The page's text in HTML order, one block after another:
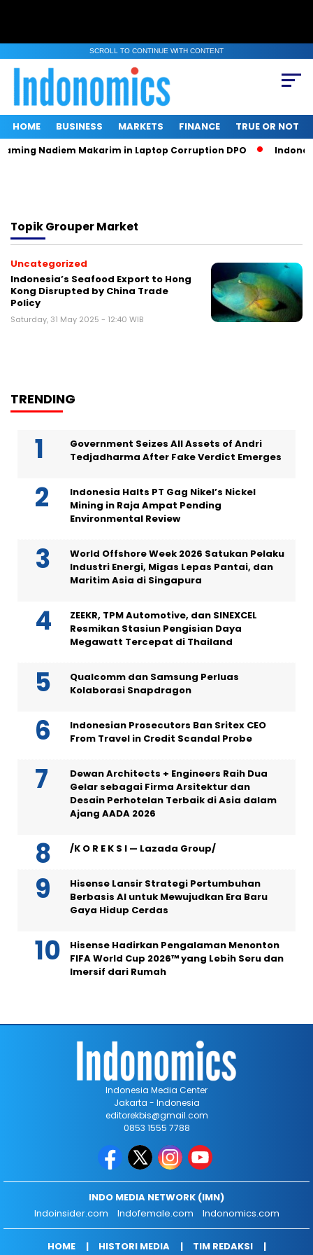
SCROLL TO CONTINUE WITH CONTENT
HOME BUSINESS MARKETS FINANCE TRUE OR NOT
Nadiem Makarim in Laptop Corruption DPO
TopikGrouper Market
Uncategorized
Indonesia’s Seafood Export to Hong
Kong Disrupted by China Trade
Policy
Saturday, 31 May 2025 - 12:40 WIB
TRENDING
Government Seizes All Assets of Andri
Tedjadharma After Fake Verdict Emerges
Indonesia Halts PT Gag Nikel’s Nickel
Mining in Raja Ampat Pending
Environmental Review
World Offshore Week 2026 Satukan Pelaku
Industri Energi, Migas Lepas Pantai, dan
Maritim Asia di Singapura
ZEEKR, TPM Automotive, dan SINEXCEL
Resmikan Stasiun Pengisian Daya
Megawatt Tercepat di Thailand
Qualcomm dan Samsung Perluas
Kolaborasi Snapdragon
Indonesian Prosecutors Ban Sritex CEO
From Travel in Credit Scandal Probe
Dewan Architects + Engineers Raih Dua
Gelar sebagai Firma Arsitektur dan
Desain Perhotelan Terbaik di Asia dalam
Ajang AADA 2026
/K O R E K S I — Lazada Group/
Hisense Lansir Strategi Pertumbuhan
Berbasis AI untuk Mewujudkan Era Baru
Gaya Hidup Cerdas
Hisense Hadirkan Pengalaman Menonton
FIFA World Cup 2026™ yang Lebih Seru dan
Imersif dari Rumah
Indonesia Media Center
Jakarta - Indonesia
editorekbis@gmail.com
0853 1555 7788
INDO MEDIA NETWORK (IMN)
Indoinsider.com
Indofemale.com Indonomics.com
HOME HISTORI MEDIA TIM REDAKSI